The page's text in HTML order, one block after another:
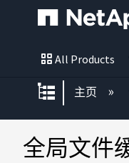
All Products
扩展/隐
主页
全局文件